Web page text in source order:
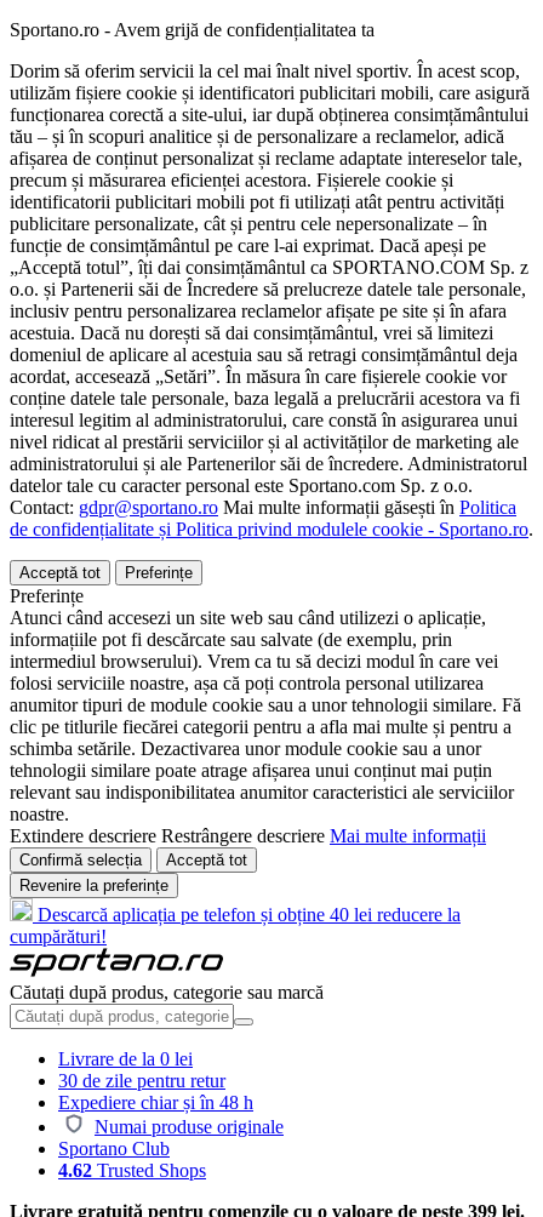
Sportano.ro - Avem grijă de confidențialitatea ta
Dorim să oferim servicii la cel mai înalt nivel sportiv. În acest scop,
utilizăm fișiere cookie și identificatori publicitari mobili, care asigură
funcționarea corectă a site-ului, iar după obținerea consimțământului
tău – și în scopuri analitice și de personalizare a reclamelor, adică
afișarea de conținut personalizat și reclame adaptate intereselor tale,
precum și măsurarea eficienței acestora. Fișierele cookie și
identificatorii publicitari mobili pot fi utilizați atât pentru activități
publicitare personalizate, cât și pentru cele nepersonalizate – în
funcție de consimțământul pe care l-ai exprimat. Dacă apeși pe
„Acceptă totul”, îți dai consimțământul ca SPORTANO.COM Sp. z
o.o. și Partenerii săi de Încredere să prelucreze datele tale personale,
inclusiv pentru personalizarea reclamelor afișate pe site și în afara
acestuia. Dacă nu dorești să dai consimțământul, vrei să limitezi
domeniul de aplicare al acestuia sau să retragi consimțământul deja
acordat, accesează „Setări”. În măsura în care fișierele cookie vor
conține datele tale personale, baza legală a prelucrării acestora va fi
interesul legitim al administratorului, care constă în asigurarea unui
nivel ridicat al prestării serviciilor și al activităților de marketing ale
administratorului și ale Partenerilor săi de încredere. Administratorul
datelor tale cu caracter personal este Sportano.com Sp. z o.o.
Contact: gdpr@sportano.ro Mai multe informații găsești în Politica
de confidențialitate și Politica privind modulele cookie - Sportano.ro.
Acceptă tot Preferințe
Preferințe
Atunci când accesezi un site web sau când utilizezi o aplicație,
informațiile pot fi descărcate sau salvate (de exemplu, prin
intermediul browserului). Vrem ca tu să decizi modul în care vei
folosi serviciile noastre, așa că poți controla personal utilizarea
anumitor tipuri de module cookie sau a unor tehnologii similare. Fă
clic pe titlurile fiecărei categorii pentru a afla mai multe și pentru a
schimba setările. Dezactivarea unor module cookie sau a unor
tehnologii similare poate atrage afișarea unui conținut mai puțin
relevant sau indisponibilitatea anumitor caracteristici ale serviciilor
noastre.
Extindere descriere Restrângere descriere Mai multe informații
Confirmă selecția
Acceptă tot
Revenire la preferințe
Descarcă aplicația pe telefon și obține 40 lei reducere la
cumpărături!
Căutați după produs, categorie sau marcă
Livrare de la 0 lei
30 de zile pentru retur
Expediere chiar și în 48 h
Numai produse originale
Sportano Club
4.62 Trusted Shops
Livrare gratuită pentru comenzile cu o valoare de peste 399 lei.